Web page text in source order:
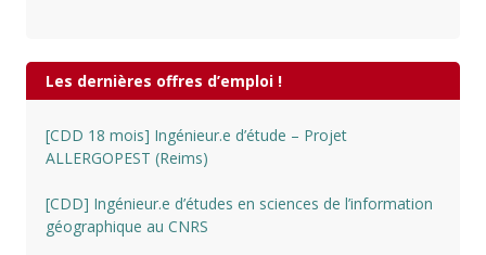
Les dernières offres d’emploi !
[CDD 18 mois] Ingénieur.e d’étude – Projet
ALLERGOPEST (Reims)
[CDD] Ingénieur.e d’études en sciences de l’information
géographique au CNRS